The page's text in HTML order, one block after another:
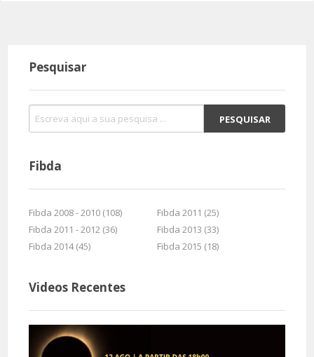
Pesquisar
Fibda
Fibda 2008 - 2010 (108)
Fibda 2011 (25)
Fibda 2011 - 2012 (36)
Fibda 2013 (33)
Fibda 2014 (45)
Fibda 2015 (18)
Videos Recentes